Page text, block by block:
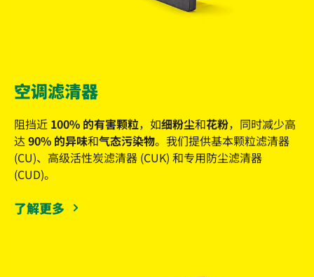
空调滤清器
阻挡近 100% 的有害颗粒，如细粉尘和花粉，同时减少高
达90% 的异味和气态污染物。我们提供基本颗粒滤清器
(CU)、高级活性炭滤清器 (CUK) 和专用防尘滤清器
(CUD)。
了解更多